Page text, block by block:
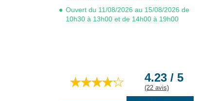
Ouvert du 11/08/2026 au 15/08/2026 de
10h30 à 13h00 et de 14h00 à 19h00
4.23 / 5
(22 avis)